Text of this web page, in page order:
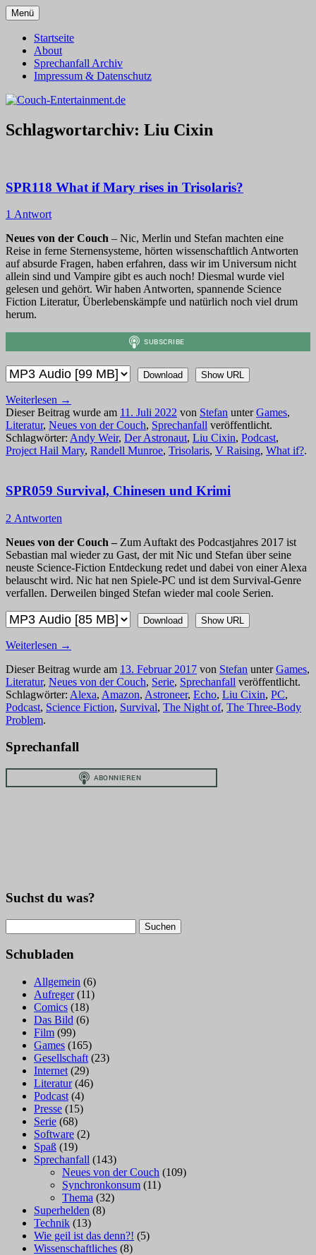
Zum
Inhalt
springen
Couch-Entertainment.de
Menü
Startseite
About
Sprechanfall Archiv
Impressum & Datenschutz
Schlagwortarchiv: Liu Cixin
SPR118 What if Mary rises in Trisolaris?
1 Antwort
Neues von der Couch – Nic, Merlin und Stefan machten eine
Reise in ferne Sternensysteme, hörten wissenschaftlich Antworten
auf absurde Fragen, haben erfahren, dass wir im Universum nicht
allein sind und Vampire gibt es auch noch! Diesmal wurde viel
gelesen und gehört. Wir haben Antworten, spannende Science
Fiction Literatur, Überlebenskämpfe und natürlich noch viel drum
herum.
Download Show URL
Weiterlesen →
Dieser Beitrag wurde am 11. Juli 2022 von Stefan unterGames,
Literatur, Neues von der Couch, Sprechanfall veröffentlicht.
Schlagwörter: Andy Weir, Der Astronaut, Liu Cixin, Podcast,
Project Hail Mary, Randell Munroe, Trisolaris, V Raising, What if?.
SPR059 Survival, Chinesen und Krimi
2 Antworten
Neues von der Couch – Zum Auftakt des Podcastjahres 2017 ist
Sebastian mal wieder zu Gast, der mit Nic und Stefan über seine
neuste Science-Fiction Entdeckung redet und dabei von einer Alexa
belauscht wird. Nic hat nen Spiele-PC und ist dem Survival-Genre
verfallen. Derweilen binged Stefan wieder mal coole Serien.
Download Show URL
Weiterlesen →
Dieser Beitrag wurde am 13. Februar 2017 von Stefan unterGames,
Literatur, Neues von der Couch, Serie, Sprechanfall veröffentlicht.
Schlagwörter: Alexa, Amazon, Astroneer, Echo, Liu Cixin, PC,
Podcast, Science Fiction, Survival, The Night of, The Three-Body
Problem.
Sprechanfall
Suchst du was?
nach:
Schubladen
Allgemein (6)
Aufreger(11)
Comics (18)
Das Bild (6)
Film (99)
Games (165)
Gesellschaft (23)
Internet (29)
Literatur(46)
Podcast (4)
Presse (15)
Serie (68)
Software (2)
Spaß (19)
Sprechanfall (143)
Neues von der Couch (109)
Synchronkonsum (11)
Thema (32)
Superhelden (8)
Technik (13)
Wie geil ist das denn?! (5)
Wissenschaftliches (8)